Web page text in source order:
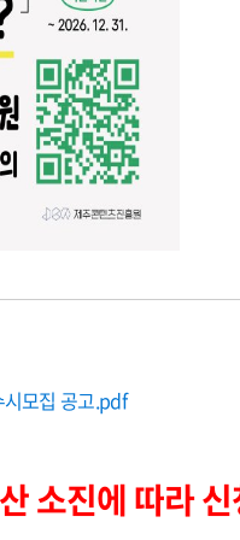
모집 공고.pdf
소진에 따라